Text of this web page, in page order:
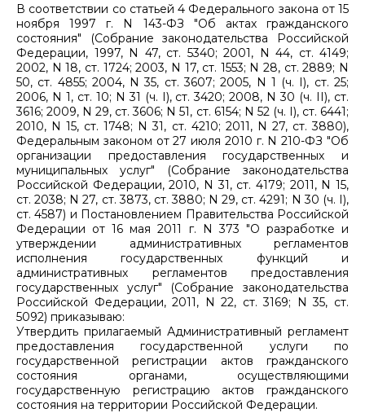
В соответствии со статьей 4 Федерального закона от 15
ноября 1997 г. N 143-ФЗ "Об актах гражданского
состояния" (Собрание законодательства Российской
Федерации, 1997, N 47, ст. 5340; 2001, N 44, ст. 4149;
2002, N 18, ст. 1724; 2003, N 17, ст. 1553; N 28, ст. 2889; N
50, ст. 4855; 2004, N 35, ст. 3607; 2005, N 1 (ч. I), ст. 25;
2006, N 1, ст. 10; N 31 (ч. I), ст. 3420; 2008, N 30 (ч. II), ст.
3616; 2009, N 29, ст. 3606; N 51, ст. 6154; N 52 (ч. I), ст. 6441;
2010, N 15, ст. 1748; N 31, ст. 4210; 2011, N 27, ст. 3880),
Федеральным законом от 27 июля 2010 г. N 210-ФЗ "Об
организации предоставления государственных и
муниципальных услуг" (Собрание законодательства
Российской Федерации, 2010, N 31, ст. 4179; 2011, N 15,
ст. 2038; N 27, ст. 3873, ст. 3880; N 29, ст. 4291; N 30 (ч. I),
ст. 4587) и Постановлением Правительства Российской
Федерации от 16 мая 2011 г. N 373 "О разработке и
утверждении административных регламентов
исполнения государственных функций и
административных регламентов предоставления
государственных услуг" (Собрание законодательства
Российской Федерации, 2011, N 22, ст. 3169; N 35, ст.
5092) приказываю:
Утвердить прилагаемый Административный регламент
предоставления государственной услуги по
государственной регистрации актов гражданского
состояния органами, осуществляющими
государственную регистрацию актов гражданского
состояния на территории Российской Федерации.